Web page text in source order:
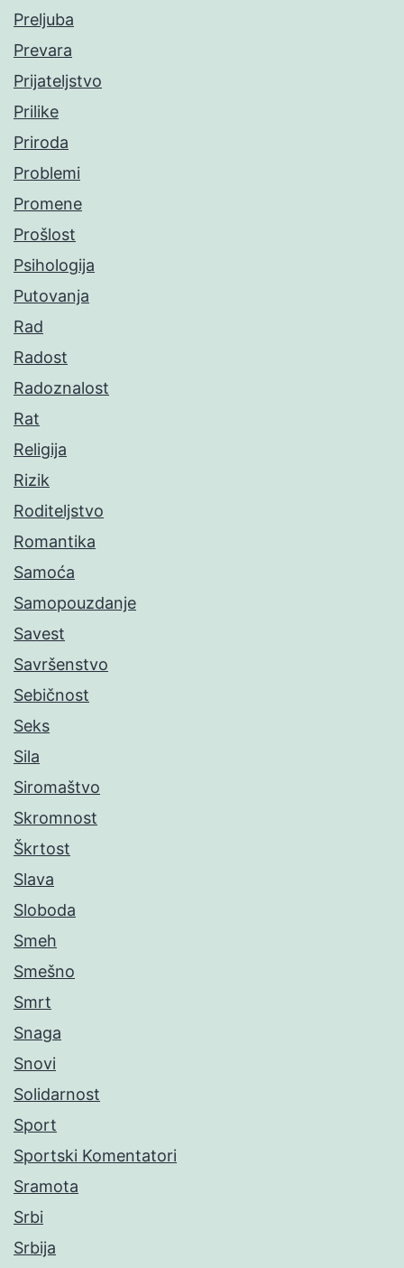
Preljuba
Prevara
Prijateljstvo
Prilike
Priroda
Problemi
Promene
Prošlost
Psihologija
Putovanja
Rad
Radost
Radoznalost
Rat
Religija
Rizik
Roditeljstvo
Romantika
Samoća
Samopouzdanje
Savest
Savršenstvo
Sebičnost
Seks
Sila
Siromaštvo
Skromnost
Škrtost
Slava
Sloboda
Smeh
Smešno
Smrt
Snaga
Snovi
Solidarnost
Sport
Sportski Komentatori
Sramota
Srbi
Srbija